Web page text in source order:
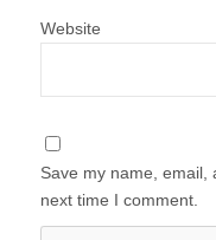
Website
Save my name, email,
next time I comment.